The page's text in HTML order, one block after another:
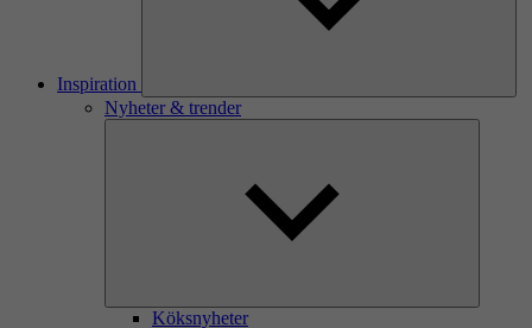
Inspiration
Nyheter & trender
Köksnyheter